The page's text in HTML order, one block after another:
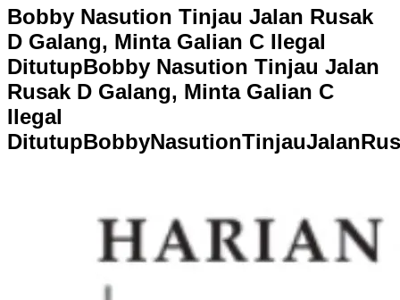
Bobby Nasution Tinjau Jalan Rusak
D Galang, Minta Galian C Ilegal
DitutupBobby Nasution Tinjau Jalan
Rusak D Galang, Minta Galian C
Ilegal
DitutupBobbyNasutionTinjauJalanRus